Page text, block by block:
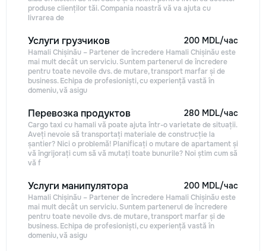
produse clienților tăi. Compania noastră vă va ajuta cu
livrarea de
Услуги грузчиков
Hamali Chișinău – Partener de încredere Hamali Chișinău este
mai mult decât un serviciu. Suntem partenerul de încredere
pentru toate nevoile dvs. de mutare, transport marfar și de
business. Echipa de profesioniști, cu experiență vastă în
domeniu, vă asigu
200 MDL/час
Перевозка продуктов
Cargo taxi cu hamali vă poate ajuta într-o varietate de situații.
Aveți nevoie să transportați materiale de construcție la
șantier? Nici o problemă! Planificați o mutare de apartament și
vă îngrijorați cum să vă mutați toate bunurile? Noi știm cum să
vă f
280 MDL/час
Услуги манипулятора
Hamali Chișinău – Partener de încredere Hamali Chișinău este
mai mult decât un serviciu. Suntem partenerul de încredere
pentru toate nevoile dvs. de mutare, transport marfar și de
business. Echipa de profesioniști, cu experiență vastă în
domeniu, vă asigu
200 MDL/час